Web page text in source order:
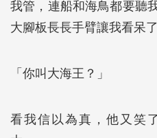
我管，連船和海鳥都要聽
大腳板長長手臂讓我看呆了
「你叫大海王？」
看我信以為真，他又笑